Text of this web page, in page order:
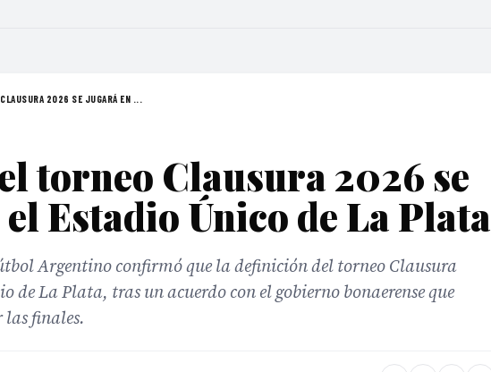
2026 SE JUGARÁ EN ...
torneo Clausura 2026 se
Estadio Único de La Plata
Argentino confirmó que la definición del torneo Clausura
de La Plata, tras un acuerdo con el gobierno bonaerense que
las finales.